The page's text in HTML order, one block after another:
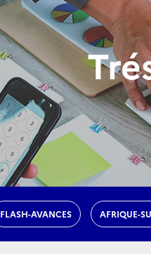
FLASH-AVANCES AFRIQUE-